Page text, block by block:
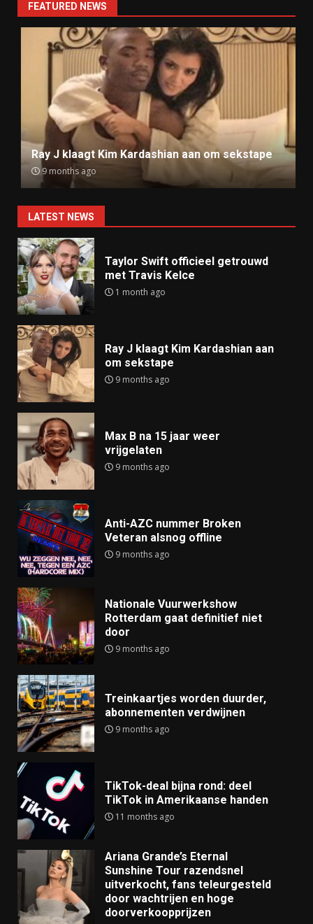
FEATURED NEWS
Ray J klaagt Kim Kardashian aan om sekstape
9 months ago
LATEST NEWS
Taylor Swift officieel getrouwd
met Travis Kelce
1 month ago
Ray J klaagt Kim Kardashian aan
om sekstape
9 months ago
Max B na 15 jaar weer
vrijgelaten
9 months ago
Anti-AZC nummer Broken
Veteran alsnog offline
9 months ago
Nationale Vuurwerkshow
Rotterdam gaat definitief niet
door
9 months ago
Treinkaartjes worden duurder,
abonnementen verdwijnen
9 months ago
TikTok-deal bijna rond: deel
TikTok in Amerikaanse handen
11 months ago
Ariana Grande’s Eternal
Sunshine Tour razendsnel
uitverkocht, fans teleurgesteld
door wachtrijen en hoge
doorverkoopprijzen